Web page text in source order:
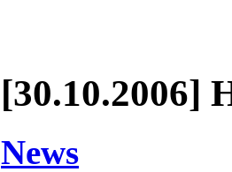
[30.10.2006]
News